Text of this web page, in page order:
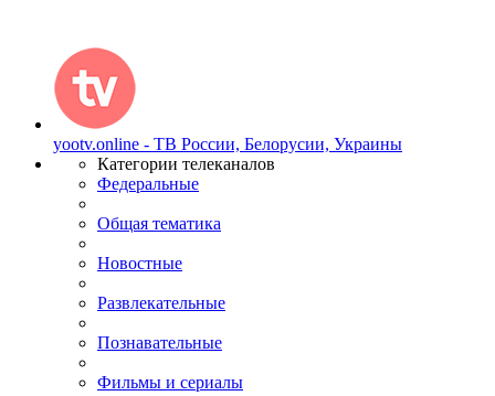
yootv.online - ТВ России, Белорусии, Украины
Категории телеканалов
Федеральные
Общая тематика
Новостные
Развлекательные
Познавательные
Фильмы и сериалы